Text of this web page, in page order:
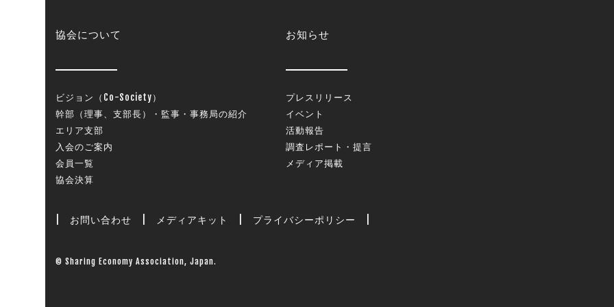
協会について
ビジョン（Co-Society）
幹部（理事、支部長）・監事・事務局の紹介
エリア支部
入会のご案内
会員一覧
協会決算
お知らせ
プレスリリース
イベント
活動報告
調査レポート・提言
メディア掲載
お問い合わせ メディアキット プライバシーポリシー
© Sharing Economy Association, Japan.